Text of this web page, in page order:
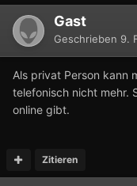
Gast
Geschrieben 9.
Als privat Person kann
telefonisch nicht mehr.
online gibt.
Zitieren